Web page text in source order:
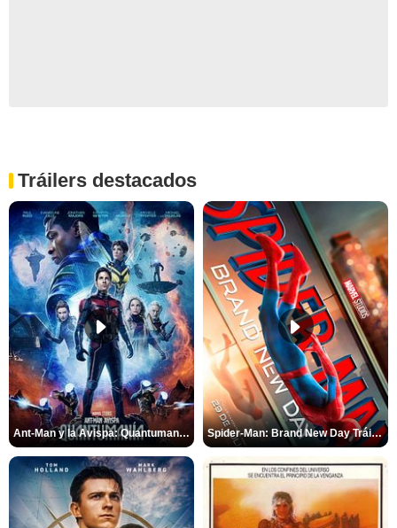
Tráilers destacados
Ant-Man y la Avispa: Quantumanía Tráiler (2) Spider-Man: Brand New Day Tráiler (3)